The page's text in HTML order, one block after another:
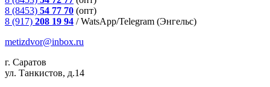
8 (8453) 54 77 70 (опт)
8 (917) 208 19 94 /WatsApp/Telegram (Энгельс)
metizdvor@inbox.ru
г. Саратов
ул. Танкистов, д.14